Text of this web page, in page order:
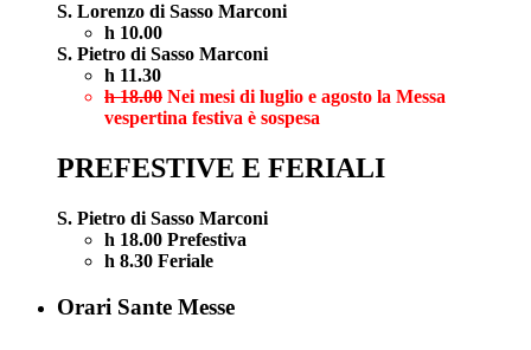
S. Lorenzo di Sasso Marconi
h 10.00
S. Pietro di Sasso Marconi
h 11.30
h 18.00 Nei mesi di luglio e agosto la Messa
vespertina festiva è sospesa
PREFESTIVE E FERIALI
S. Pietro di Sasso Marconi
h 18.00 Prefestiva
h 8.30 Feriale
Orari Sante Messe